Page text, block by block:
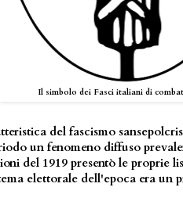
Il simbolo dei Fasci italiani di
del fascismo
un fenomeno diffuso
del 1919 presentò le proprie
elettorale dell'epoca era un